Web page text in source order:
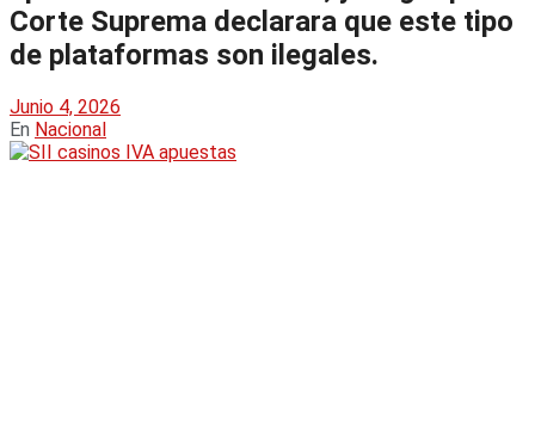
Corte Suprema declarara que este tipo
de plataformas son ilegales.
Junio 4, 2026
En Nacional